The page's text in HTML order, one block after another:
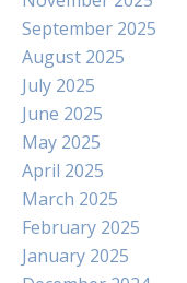
September 2025
August 2025
July 2025
June 2025
May 2025
April 2025
March 2025
February 2025
January 2025